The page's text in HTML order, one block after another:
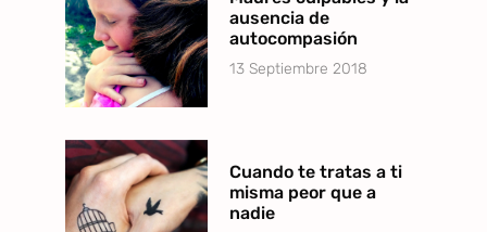
ausencia de
autocompasión
13 Septiembre 2018
Cuando te tratas a ti
misma peor que a
nadie